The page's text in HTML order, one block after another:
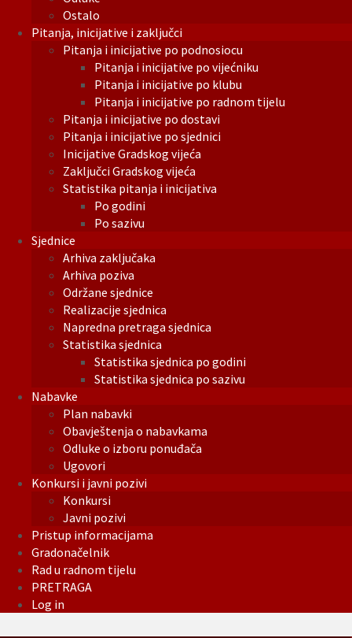
Ostalo
Pitanja, inicijative i zaključci
Pitanja i inicijative po podnosiocu
Pitanja i inicijative po vijećniku
Pitanja i inicijative po klubu
Pitanja i inicijative po radnom tijelu
Pitanja i inicijative po dostavi
Pitanja i inicijative po sjednici
Inicijative Gradskog vijeća
Zaključci Gradskog vijeća
Statistika pitanja i inicijativa
Po godini
Po sazivu
Sjednice
Arhiva zaključaka
Arhiva poziva
Održane sjednice
Realizacije sjednica
Napredna pretraga sjednica
Statistika sjednica
Statistika sjednica po godini
Statistika sjednica po sazivu
Nabavke
Plan nabavki
Obavještenja o nabavkama
Odluke o izboru ponuđača
Ugovori
Konkursi i javni pozivi
Konkursi
Javni pozivi
Pristup informacijama
Gradonačelnik
Rad u radnom tijelu
PRETRAGA
Log in